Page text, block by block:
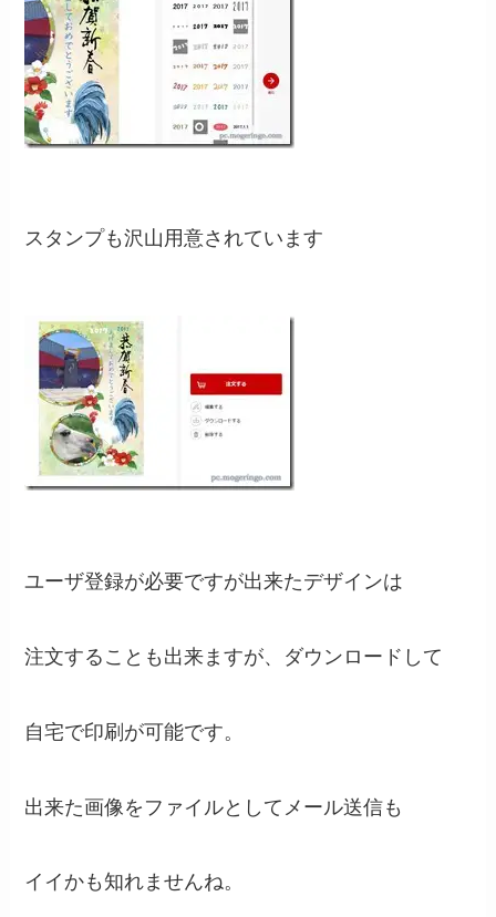
スタンプも沢山用意されています
ユーザ登録が必要ですが出来たデザインは
注文することも出来ますが、ダウンロードして
自宅で印刷が可能です。
出来た画像をファイルとしてメール送信も
イイかも知れませんね。